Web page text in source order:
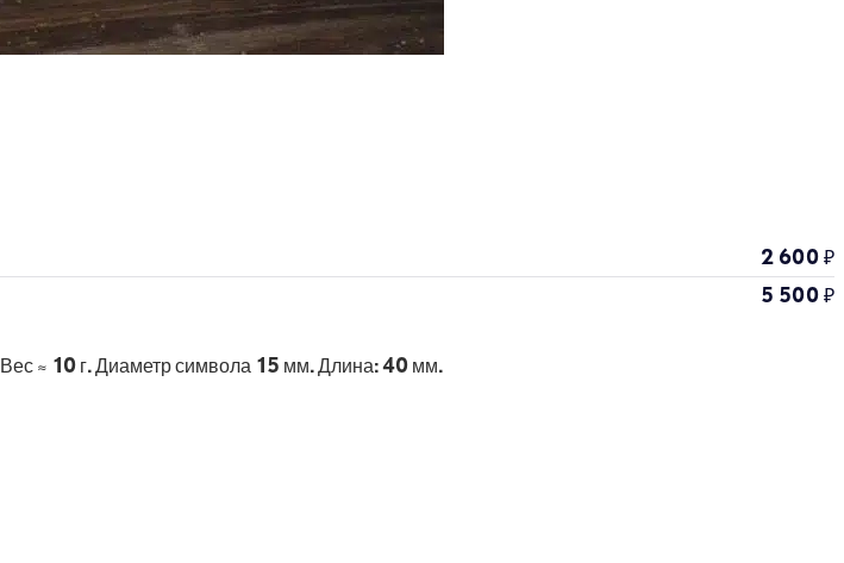
2 600₽
5 500₽
Вес ≈ 10 г. Диаметр символа 15 мм. Длина: 40 мм.